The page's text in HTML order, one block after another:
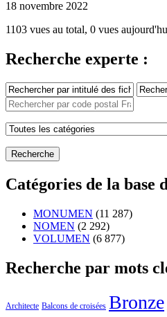
18 novembre 2022
1103 vues au total, 0 vues
Recherche experte :
Catégories de la base
MONUMEN (11 287)
NOMEN (2 292)
VOLUMEN (6 877)
Recherche par mots
Architecte Balcons de croisées Bronze